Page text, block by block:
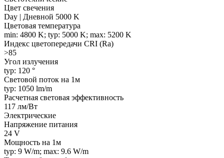
Цвет свечения
Day | Дневной 5000 K
Цветовая температура
min: 4800 K; typ: 5000 K; max: 5200 K
Индекс цветопередачи CRI (Ra)
>85
Угол излучения
typ: 120 °
Световой поток на 1м
typ: 1050 lm/m
Расчетная световая эффективность
117 лм/Вт
Электрические
Напряжение питания
24 V
Мощность на 1м
typ: 9 W/m; max: 9.6 W/m